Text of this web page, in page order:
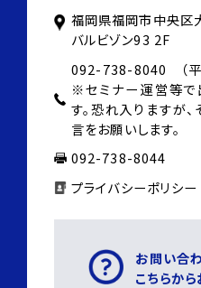
福岡県福岡市中央
バルビゾン93 2F
092-738-8040 （平
※セミナー運営等で
す。恐れ入りますが、
言をお願いします。
092-738-8044
プライバシーポリシー
お問い合
こちらから